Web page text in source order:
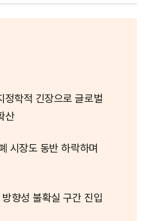
정학적 긴장으로 글로벌
산
시장도 동반 하락하며
향성 불확실 구간 진입